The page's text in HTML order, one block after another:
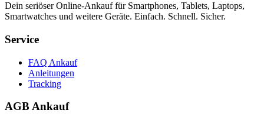
Dein seriöser Online-Ankauf für Smartphones, Tablets, Laptops,
Smartwatches und weitere Geräte. Einfach. Schnell. Sicher.
Service
FAQ Ankauf
Anleitungen
Tracking
AGB Ankauf